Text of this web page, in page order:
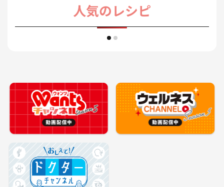
人気のレシピ